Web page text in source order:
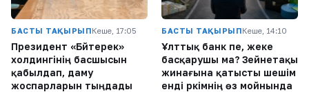
БАСТЫ ТАҚЫРЫПКеше, 17:05
Президент «Бәйтерек»
холдингінің басшысын
қабылдап, даму
жоспарларын тыңдады
БАСТЫ ТАҚЫРЫПКеше, 14:10
Ұлттық банк пе, жеке
басқарушы ма? Зейнетақы
жинағына қатысты шешім
енді әркімнің өз мойнында